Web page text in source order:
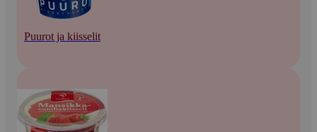
Puurot ja kiisselit